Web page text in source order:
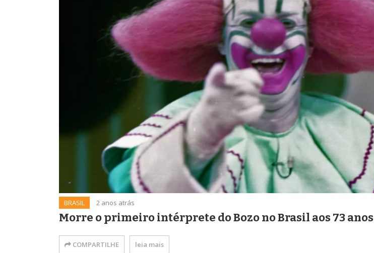
BRASIL 2 anos atrás
Morre o primeiro intérprete do Bozo no Brasil aos 73 anos
COMPARTILHE leia mais